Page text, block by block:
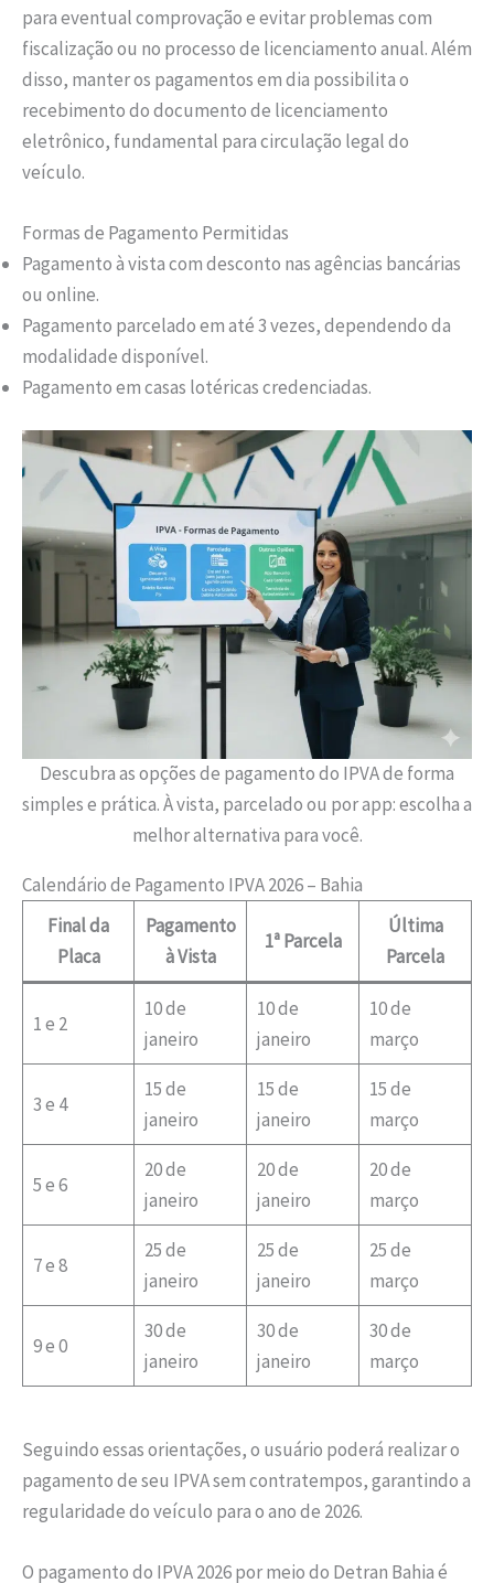
para eventual comprovação e evitar problemas com
fiscalização ou no processo de licenciamento anual. Além
disso, manter os pagamentos em dia possibilita o
recebimento do documento de licenciamento
eletrônico, fundamental para circulação legal do
veículo.
Formas de Pagamento Permitidas
Pagamento à vista com desconto nas agências bancárias
ou online.
Pagamento parcelado em até 3 vezes, dependendo da
modalidade disponível.
Pagamento em casas lotéricas credenciadas.
Descubra as opções de pagamento do IPVA de forma
simples e prática. À vista, parcelado ou por app: escolha a
melhor alternativa para você.
Calendário de Pagamento IPVA 2026 – Bahia
Final da
Placa
Pagamento
à Vista
1ª Parcela
Última
Parcela
1 e 2
10 de
janeiro
10 de
janeiro
10 de
março
3 e 4
15 de
janeiro
15 de
janeiro
15 de
março
5 e 6
20 de
janeiro
20 de
janeiro
20 de
março
7 e 8
25 de
janeiro
25 de
janeiro
25 de
março
9 e 0
30 de
janeiro
30 de
janeiro
30 de
março
Seguindo essas orientações, o usuário poderá realizar o
pagamento de seu IPVA sem contratempos, garantindo a
regularidade do veículo para o ano de 2026.
O pagamento do IPVA 2026 por meio do Detran Bahia é